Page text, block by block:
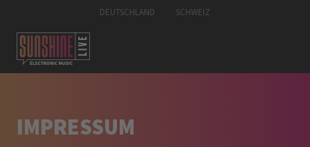
DEUTSCHLAND SCHWEIZ
IMPRESSUM